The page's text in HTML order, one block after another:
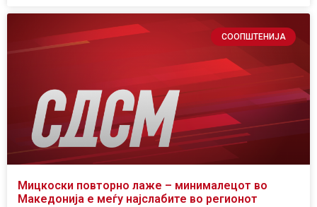
СООПШТЕНИЈА
Мицкоски повторно лаже – минималецот во
Македонија е меѓу најслабите во регионот